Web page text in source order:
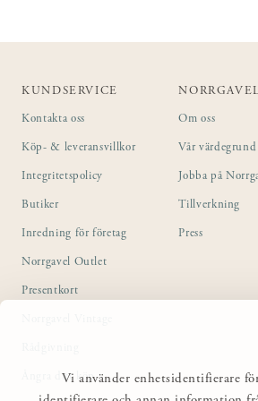
Vi använder enhetsidentifierare
KUNDSERVICE
Kontakta oss
Köp- & leveransvillkor
Integritetspolicy
Butiker
Inredning för företag
Norrgavel Outlet
Presentkort
Ångra ditt köp
NORRGAVEL
Om oss
Vår värdegrund
Jobba på
Tillverkning
Press